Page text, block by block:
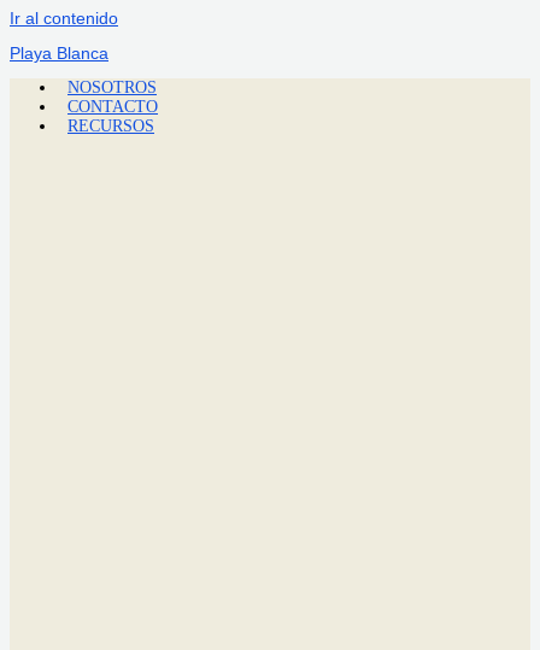
Ir al contenido
Playa Blanca
NOSOTROS
CONTACTO
RECURSOS